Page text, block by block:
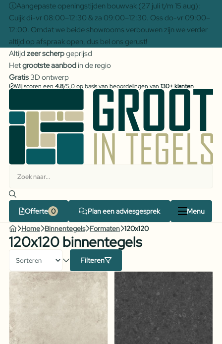
Aangepaste openingstijden bouwvak (27 juli t/m 15 aug):
Cuijk di-vr 08:00–12:30 & za 09:00–12:30. Oss do-vr 09:00–
12:00. Omdat we beide showrooms verbouwen zijn we verder
altijd op afspraak open, dus bel ons gerust!
Altijd zeer scherpgeprijsd
Hetgrootste aanbodin de regio
Gratis3D ontwerp
Wij scoren een 4.8/5,0 op basis van beoordelingen van 130+ klanten
Offerte Plan een adviesgesprek
Menu
Home Binnentegels Formaten 120x120
120x120 binnentegels
Filteren